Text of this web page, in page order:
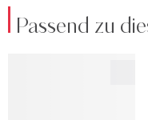
Passend zu